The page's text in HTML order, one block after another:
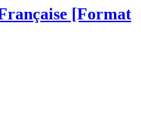
[Format